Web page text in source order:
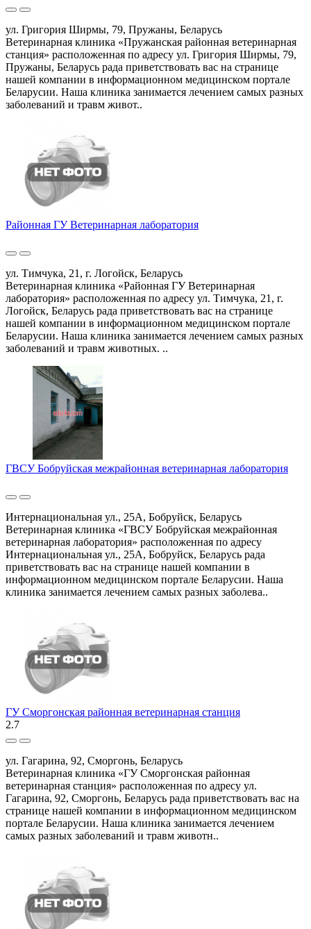
ул. Григория Ширмы, 79, Пружаны, Беларусь
Ветеринарная клиника «Пружанская районная ветеринарная
станция» расположенная по адресу ул. Григория Ширмы, 79,
Пружаны, Беларусь рада приветствовать вас на странице
нашей компании в информационном медицинском портале
Беларусии. Наша клиника занимается лечением самых разных
заболеваний и травм живот..
Районная ГУ Ветеринарная лаборатория
ул. Тимчука, 21, г. Логойск, Беларусь
Ветеринарная клиника «Районная ГУ Ветеринарная
лаборатория» расположенная по адресу ул. Тимчука, 21, г.
Логойск, Беларусь рада приветствовать вас на странице
нашей компании в информационном медицинском портале
Беларусии. Наша клиника занимается лечением самых разных
заболеваний и травм животных. ..
ГВСУ Бобруйская межрайонная ветеринарная лаборатория
Интернациональная ул., 25А, Бобруйск, Беларусь
Ветеринарная клиника «ГВСУ Бобруйская межрайонная
ветеринарная лаборатория» расположенная по адресу
Интернациональная ул., 25А, Бобруйск, Беларусь рада
приветствовать вас на странице нашей компании в
информационном медицинском портале Беларусии. Наша
клиника занимается лечением самых разных заболева..
ГУ Сморгонская районная ветеринарная станция
2.7
ул. Гагарина, 92, Сморгонь, Беларусь
Ветеринарная клиника «ГУ Сморгонская районная
ветеринарная станция» расположенная по адресу ул.
Гагарина, 92, Сморгонь, Беларусь рада приветствовать вас на
странице нашей компании в информационном медицинском
портале Беларусии. Наша клиника занимается лечением
самых разных заболеваний и травм животн..